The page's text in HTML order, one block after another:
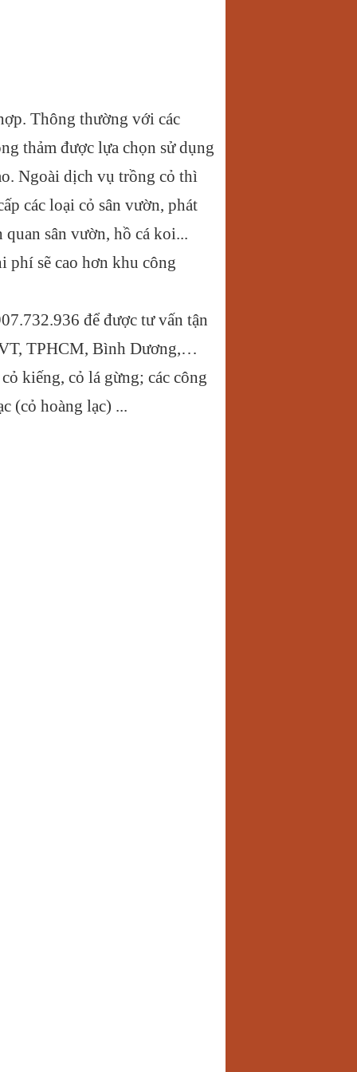
Thông thường với các
thảm được lựa chọn sử dụng
Ngoài dịch vụ trồng cỏ thì
các loại cỏ sân vườn, phát
sân vườn, hồ cá koi...
phí sẽ cao hơn khu công
để được tư vấn tận
TPHCM, Bình Dương,…
kiếng, cỏ lá gừng; các công
(cỏ hoàng lạc) ...